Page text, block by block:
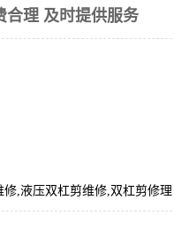
合理 及时提供服务
修,液压双杠剪维修,双杠剪修理